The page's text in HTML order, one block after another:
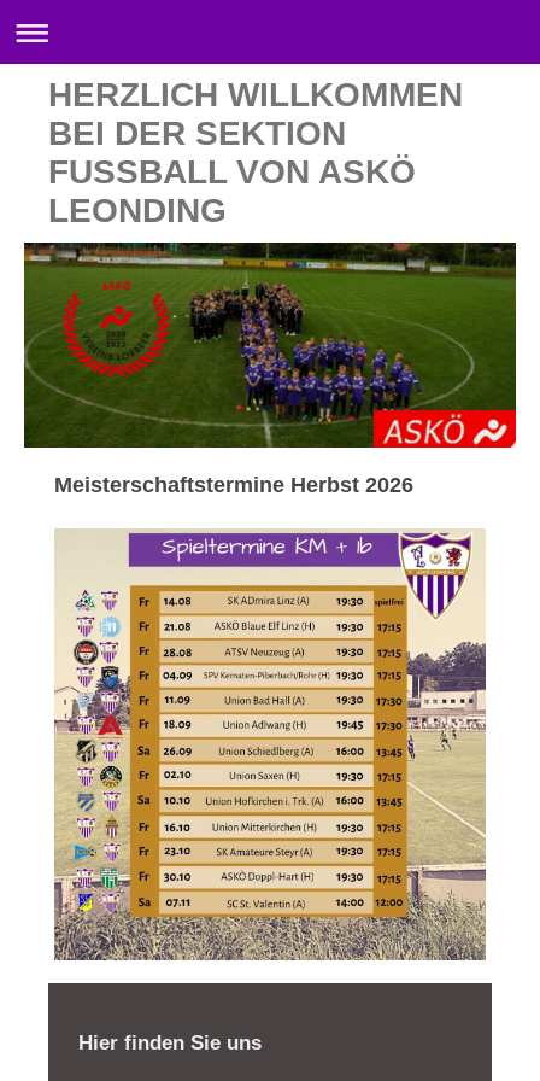
HERZLICH WILLKOMMEN
BEI DER SEKTION
FUSSBALL VON ASKÖ
LEONDING
Meisterschaftstermine Herbst 2026
Hier finden Sie uns